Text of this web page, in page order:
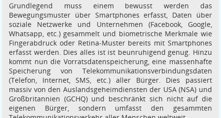
Grundlegend muss einem bewusst werden das
Bewegungsmuster über Smartphones erfasst, Daten über
soziale Netzwerke und Unternehmen (Facebook, Google,
Whatsapp, etc.) gesammelt und biometrische Merkmale wie
Fingerabdruck oder Retina-Muster bereits mit Smartphones
erfasst werden. Dies alles ist ist beunruhigend genug. Hinzu
kommt nun die Vorratsdatenspeicherung, eine massenhafte
Speicherung von Telekommunikationsverbindungsdaten
(Telefon, Internet, SMS, etc.) aller Bürger. Dies passiert
massiv von den Auslandsgeheimdiensten der USA (NSA) und
Großbritannien (GCHQ) und beschränkt sich nicht auf die
eigenen Bürger, sondern umfasst den gesammten